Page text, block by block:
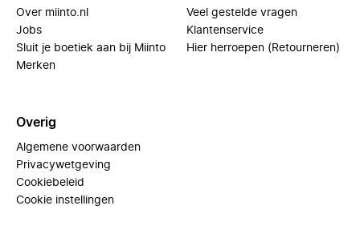
Over miinto.nl
Jobs
Sluit je boetiek aan bij Miinto
Merken
Veel gestelde vragen
Klantenservice
Hier herroepen (Retourneren)
Overig
Algemene voorwaarden
Privacywetgeving
Cookiebeleid
Cookie instellingen